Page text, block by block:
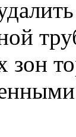
зон